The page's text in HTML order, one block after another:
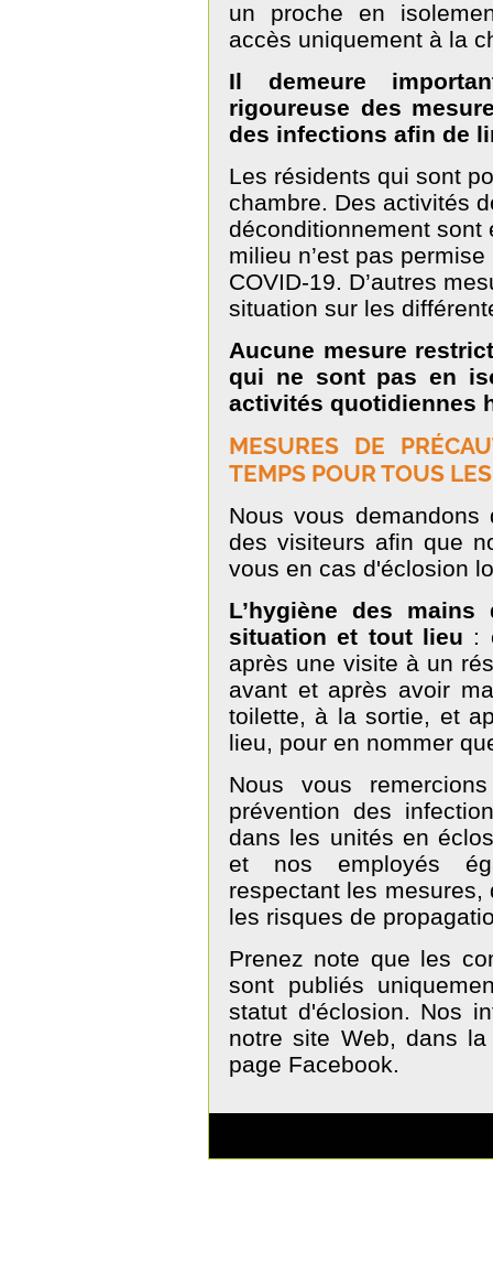
un proche en
accès uniquement à la
Il demeure
rigoureuse des
des infections afin de
Les résidents qui sont
chambre. Des activités
déconditionnement
milieu n’est pas
COVID-19. D’autres
situation sur les
Aucune mesure
qui ne sont pas en
activités quotidiennes
MESURES DE
TEMPS POUR TOUS
Nous vous
des visiteurs afin que
vous en cas d'éclosion
L’hygiène des
situation et tout lieu :
après une visite à un
avant et après avoir
toilette, à la sortie, et
lieu, pour en nommer
Nous vous
prévention des
dans les unités en
et nos employés
respectant les
les risques de
Prenez note que les
sont publiés
statut d'éclosion. Nos
notre site Web, dans
page Facebook.